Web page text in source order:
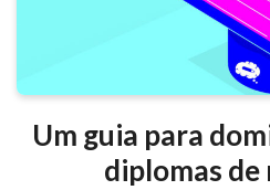
Um guia para
diplomas